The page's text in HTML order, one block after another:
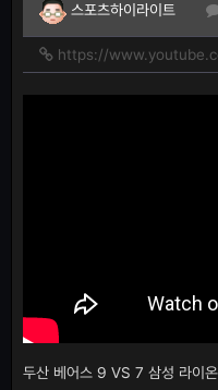
스포츠하이라이트
https://
두산 베어스 9 VS 7 삼성 라이